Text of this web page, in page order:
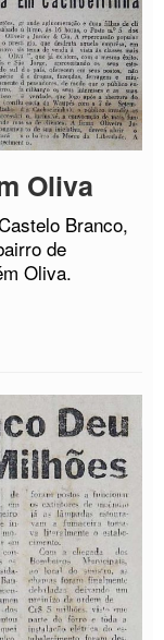
Oliva
Branco,
de
Oliva.